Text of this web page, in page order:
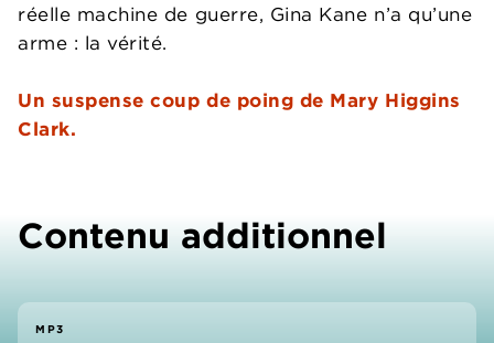
réelle machine de guerre, Gina Kane n’a qu’une
arme : la vérité.
Un suspense coup de poing de Mary Higgins
Clark.
Contenu additionnel
MP3